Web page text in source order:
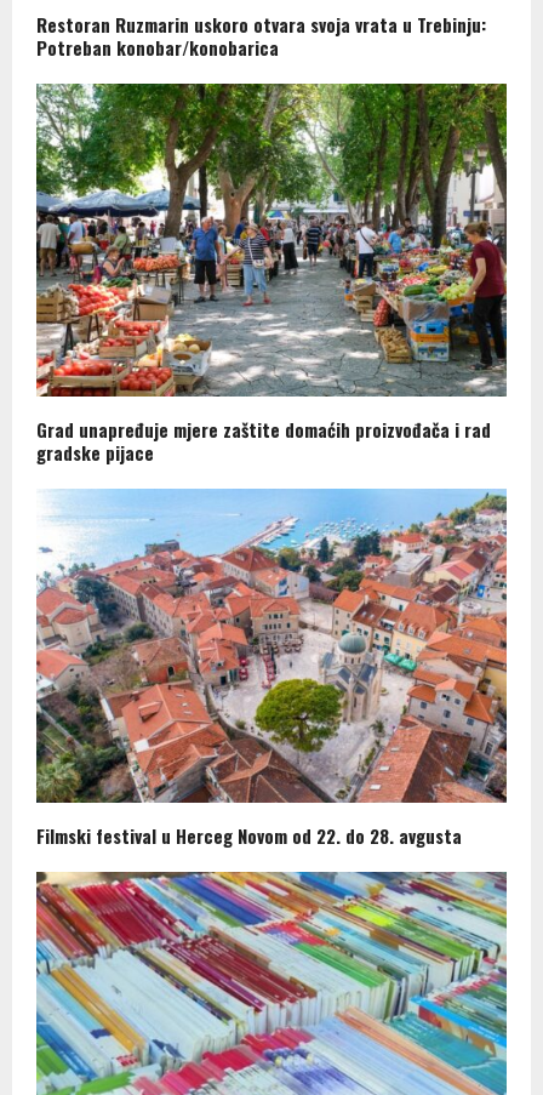
Restoran Ruzmarin uskoro otvara svoja vrata u Trebinju:
Potreban konobar/konobarica
Grad unapređuje mjere zaštite domaćih proizvođača i rad
gradske pijace
Filmski festival u Herceg Novom od 22. do 28. avgusta